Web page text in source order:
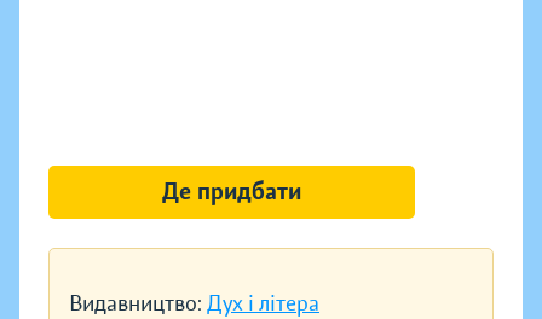
Видавництво: Дух і літера
Де придбати